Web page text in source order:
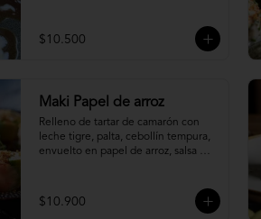
$10.500
Maki Papel de arroz
Relleno de tartar de camarón con
leche tigre, palta, cebollín tempura,
envuelto en papel de arroz, salsa
$10.900